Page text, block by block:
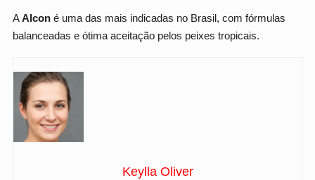
AAlconé uma das mais indicadas no Brasil, com fórmulas
balanceadas e ótima aceitação pelos peixes tropicais.
Keylla Oliver